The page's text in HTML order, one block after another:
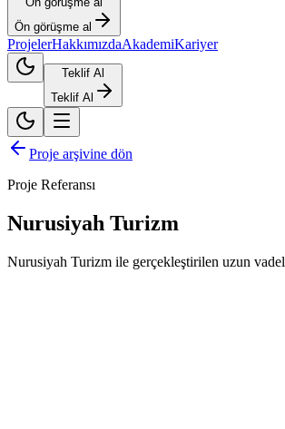
Ön görüşme al
ProjelerHakkımızdaAkademiKariyer
Teklif Al
Teklif Al
Proje arşivine dön
Proje Referansı
Nurusiyah Turizm
Nurusiyah Turizm ile gerçekleştirilen uzun